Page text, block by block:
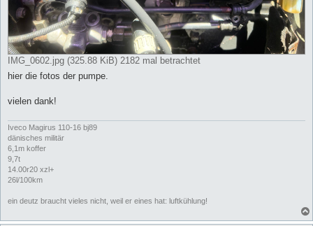
IMG_0602.jpg (325.88 KiB) 2182 mal betrachtet
hier die fotos der pumpe.
vielen dank!
Iveco Magirus 110-16 bj89
dänisches militär
6,1m koffer
9,7t
14.00r20 xzl+
26l/100km
ein deutz braucht vieles nicht, weil er eines hat: luftkühlung!